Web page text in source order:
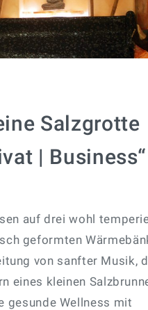
Salzgrotte
| Business“
auf drei wohl
geformten
von sanfter Musik,
eines kleinen
gesunde Wellness mit